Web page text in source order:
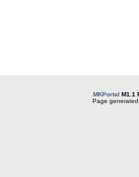
MKPortal M1.1
Page